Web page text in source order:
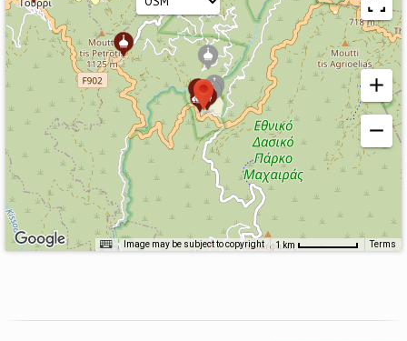
Image may be subject to copyright 1 km Terms